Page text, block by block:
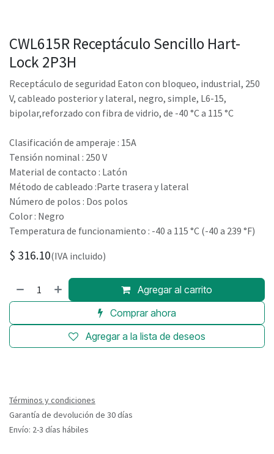
CWL615R Receptáculo Sencillo Hart-
Lock 2P3H
Receptáculo de seguridad Eaton con bloqueo, industrial, 250
V, cableado posterior y lateral, negro, simple, L6-15,
bipolar,reforzado con fibra de vidrio, de -40 °C a 115 °C
Clasificación de amperaje : 15A
Tensión nominal : 250 V
Material de contacto : Latón
Método de cableado :Parte trasera y lateral
Número de polos : Dos polos
Color : Negro
Temperatura de funcionamiento : -40 a 115 °C (-40 a 239 °F)
$ 316.10(IVA incluido)
Agregar al carrito
Comprar ahora
Agregar a la lista de deseos
Términos y condiciones
Garantía de devolución de 30 días
Envío: 2-3 días hábiles